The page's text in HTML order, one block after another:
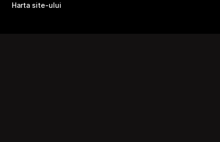
Harta site-ului